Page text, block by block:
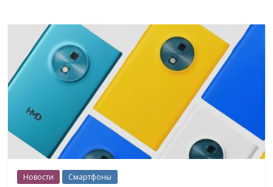
Новости Смартфоны